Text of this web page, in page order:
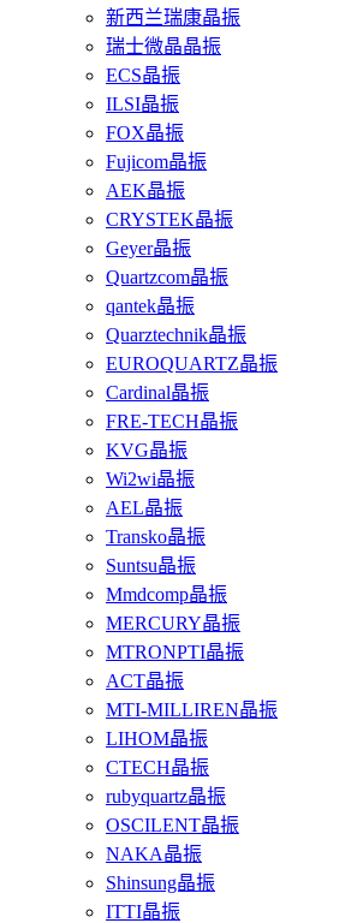
新西兰瑞康晶振
瑞士微晶晶振
ECS晶振
ILSI晶振
FOX晶振
Fujicom晶振
AEK晶振
CRYSTEK晶振
Geyer晶振
Quartzcom晶振
qantek晶振
Quarztechnik晶振
EUROQUARTZ晶振
Cardinal晶振
FRE-TECH晶振
KVG晶振
Wi2wi晶振
AEL晶振
Transko晶振
Suntsu晶振
Mmdcomp晶振
MERCURY晶振
MTRONPTI晶振
ACT晶振
MTI-MILLIREN晶振
LIHOM晶振
CTECH晶振
rubyquartz晶振
OSCILENT晶振
NAKA晶振
Shinsung晶振
ITTI晶振